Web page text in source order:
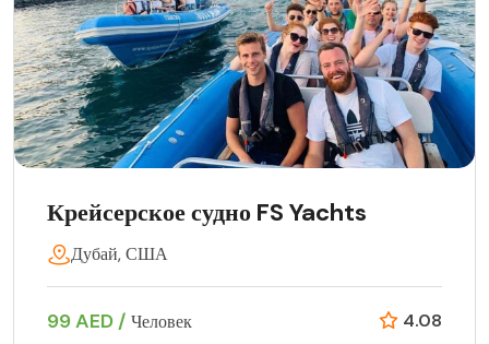
Крейсерское судно FS Yachts
Дубай, США
99 AED / Человек 4.08